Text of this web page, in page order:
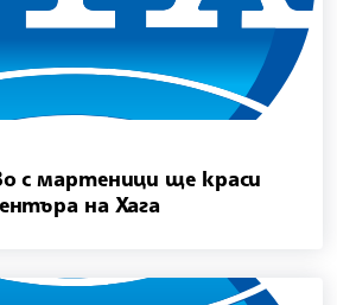
с мартеници ще краси
на Хага